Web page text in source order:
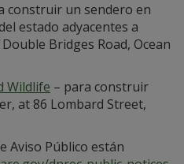
construir un sendero en
estado adyacentes a
Bridges Road, Ocean
Wildlife – para construir
at 86 Lombard Street,
Aviso Público están